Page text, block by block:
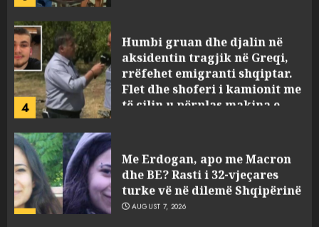
4
aksidentin tragjik në Greqi,
rrëfehet emigranti shqiptar.
Flet dhe shoferi i kamionit me
të cilin u përplas makina e
viktimave
5
dhe BE? Rasti i 32-vjeçares
turke vë në dilemë Shqipërinë
AUGUST 7, 2026